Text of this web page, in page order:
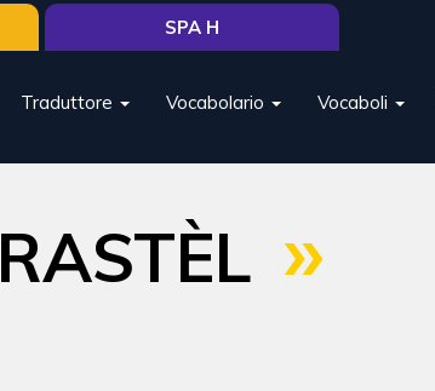
Traduttore Vocabolario Vocaboli
SPA H
RASTÈL